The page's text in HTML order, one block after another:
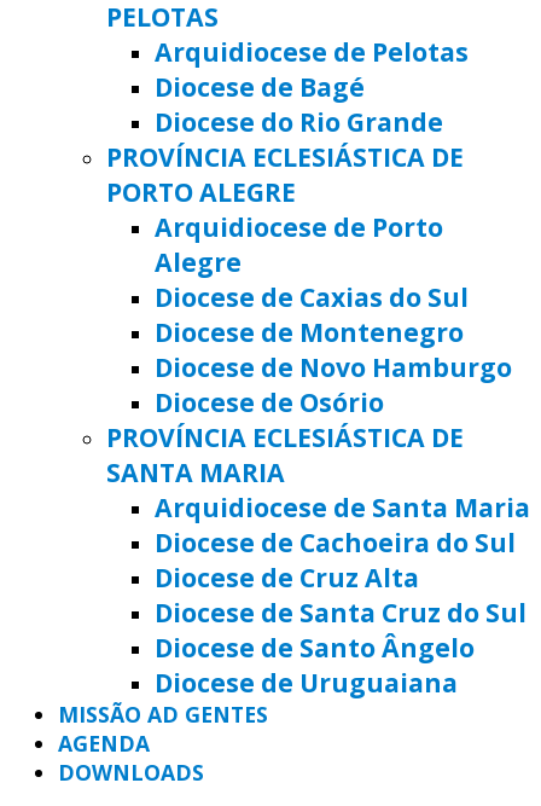
PELOTAS
Arquidiocese de Pelotas
Diocese de Bagé
Diocese do Rio Grande
PROVÍNCIA ECLESIÁSTICA DE
PORTO ALEGRE
Arquidiocese de Porto
Alegre
Diocese de Caxias do Sul
Diocese de Montenegro
Diocese de Novo Hamburgo
Diocese de Osório
PROVÍNCIA ECLESIÁSTICA DE
SANTA MARIA
Arquidiocese de Santa Maria
Diocese de Cachoeira do Sul
Diocese de Cruz Alta
Diocese de Santa Cruz do Sul
Diocese de Santo Ângelo
Diocese de Uruguaiana
MISSÃO AD GENTES
AGENDA
DOWNLOADS